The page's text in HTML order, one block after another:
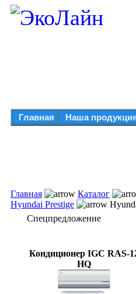
Главная Наша
Главная Каталог
Hyundai Prestige
Спецпредложение
Кондиционер IGC RAS-
HQ